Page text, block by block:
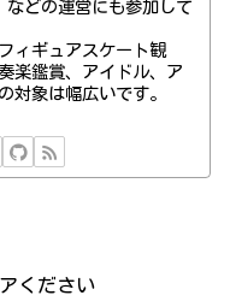
などの運営にも参加して
ィギュアスケート観
楽鑑賞、アイドル、ア
対象は幅広いです。
ください